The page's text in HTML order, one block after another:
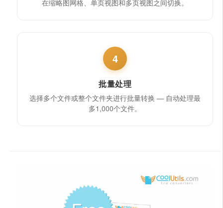
在缩略图网格、单页视图和多页视图之间切换。
4
批量处理
选择多个文件或整个文件夹进行批量转换 — 自动处理最
多1,000个文件。